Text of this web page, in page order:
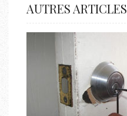
AUTRES ARTICLES